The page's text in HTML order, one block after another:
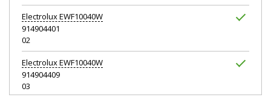
ElectroluxEWF10040W
914904401
02
ElectroluxEWF10040W
914904409
03